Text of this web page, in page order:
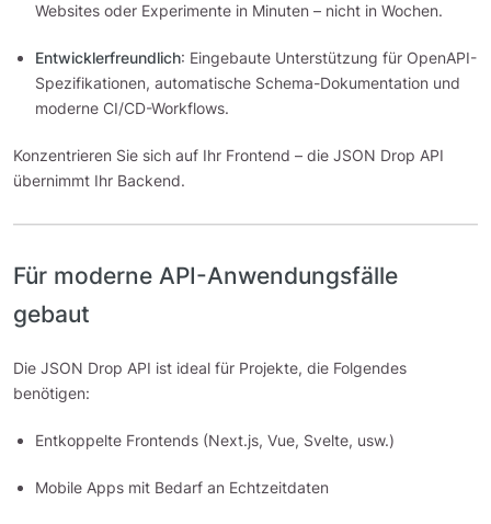
Websites oder Experimente in Minuten – nicht in Wochen.
Entwicklerfreundlich: Eingebaute Unterstützung für OpenAPI-
Spezifikationen, automatische Schema-Dokumentation und
moderne CI/CD-Workflows.
Konzentrieren Sie sich auf Ihr Frontend – die JSON Drop API
übernimmt Ihr Backend.
Für moderne API-Anwendungsfälle
gebaut
Die JSON Drop API ist ideal für Projekte, die Folgendes
benötigen:
Entkoppelte Frontends (Next.js, Vue, Svelte, usw.)
Mobile Apps mit Bedarf an Echtzeitdaten